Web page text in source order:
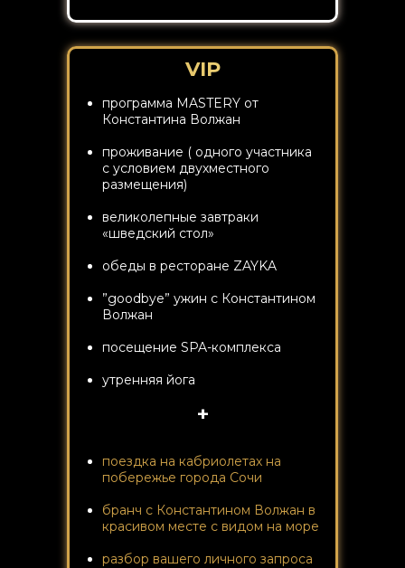
программа MASTERY от
Константина Волжан
проживание ( одного участника
с условием двухместного
размещения)
великолепные завтраки
«шведский стол»
обеды в ресторане ZAYKA
”goodbye” ужин с Константином
Волжан
посещение SPA-комплекса
утренняя йога
поездка на кабриолетах на
побережье города Сочи
бранч с Константином Волжан в
красивом месте с видом на море
разбор вашего личного запроса
VIP
+